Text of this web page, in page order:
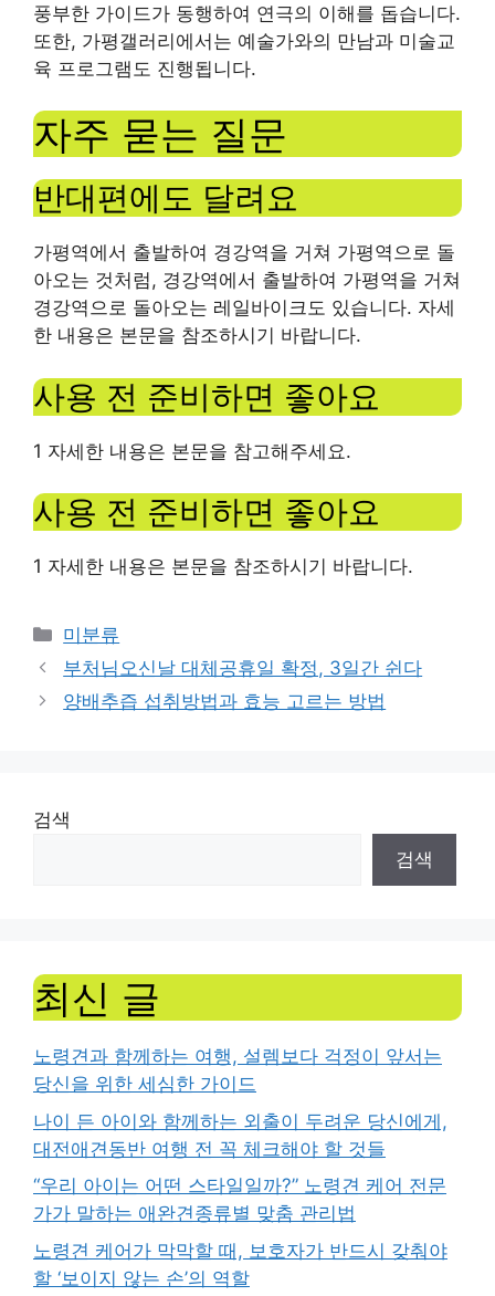
풍부한 가이드가 동행하여 연극의 이해를 돕습니다.
또한, 가평갤러리에서는 예술가와의 만남과 미술교
육 프로그램도 진행됩니다.
자주 묻는 질문
반대편에도 달려요
가평역에서 출발하여 경강역을 거쳐 가평역으로 돌
아오는 것처럼, 경강역에서 출발하여 가평역을 거쳐
경강역으로 돌아오는 레일바이크도 있습니다. 자세
한 내용은 본문을 참조하시기 바랍니다.
사용 전 준비하면 좋아요
1 자세한 내용은 본문을 참고해주세요.
사용 전 준비하면 좋아요
1 자세한 내용은 본문을 참조하시기 바랍니다.
Categories
미분류
부처님오신날 대체공휴일 확정, 3일간 쉰다
양배추즙 섭취방법과 효능 고르는 방법
검색
검색
최신 글
노령견과 함께하는 여행, 설렘보다 걱정이 앞서는
당신을 위한 세심한 가이드
나이 든 아이와 함께하는 외출이 두려운 당신에게,
대전애견동반 여행 전 꼭 체크해야 할 것들
“우리 아이는 어떤 스타일일까?” 노령견 케어 전문
가가 말하는 애완견종류별 맞춤 관리법
노령견 케어가 막막할 때, 보호자가 반드시 갖춰야
할 ‘보이지 않는 손’의 역할